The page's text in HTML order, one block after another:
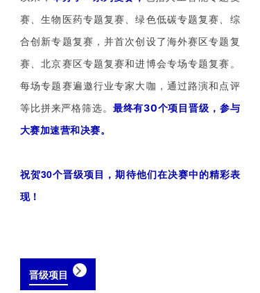
赛、生物医药专题复赛、绿色低碳专题复赛、综
合创新专题复赛，并首次创设了海外赛区专题复
赛、北京赛区专题复赛和进博会专场专题复赛。
每场专题赛遍邀行业专家大咖，通过路演和点评
等比拼来严格筛选。 最终有30个项目晋级，参与
大赛加速营和决赛。
祝贺30个晋级项目，期待他们在决赛中的精彩表
现！
晋级项目